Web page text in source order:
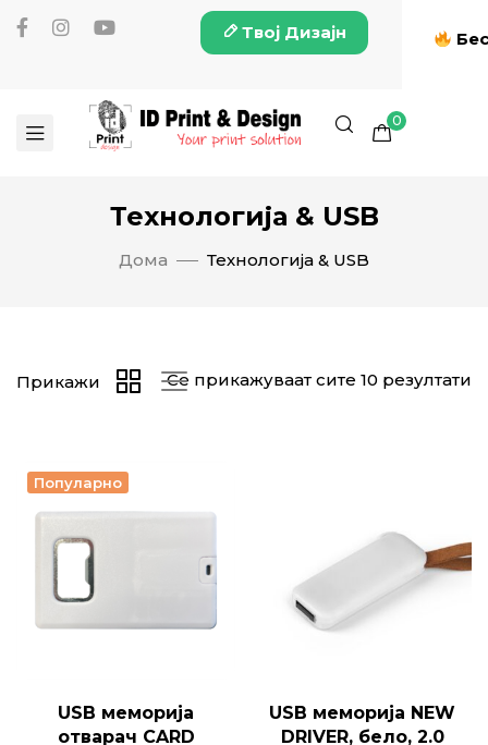
Твој Дизајн
0
Технологија & USB
Дома Технологија & USB
Се прикажуваат сите 10 резултати
Прикажи
Популарно
USB меморија
отварач CARD
USB меморија NEW
DRIVER, бело, 2.0